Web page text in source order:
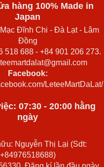
hàng 100% Made in
Japan
Đĩnh Chi - Đà Lạt - Lâm
Đồng
518 688 - +84 901 206 273.
Facebook:
LeteeMartDaLat/
07:30 - 20:00 hằng
ngày
Nguyễn Thị Lại (Sdt:
+84976518688)